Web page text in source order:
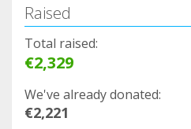
algunos teamers y os
mediante este foro.
Ya sabéis que podéis daros
Desde Asociación Akshy
abrazo y os agradecemos
Raised
Total raised:
€2,329
We've already donated:
€2,221